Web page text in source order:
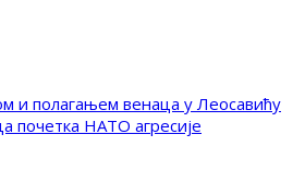
и полагањем венаца у Леосавићу
почетка НАТО агресије